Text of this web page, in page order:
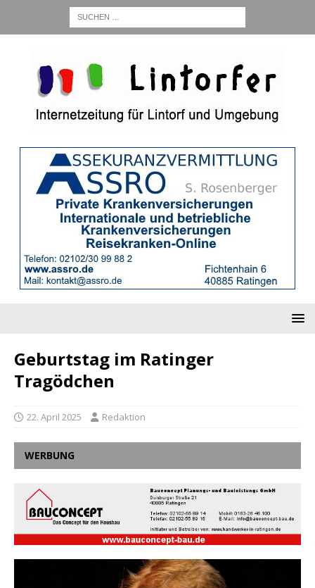
Geburtstag im Ratinger
Tragödchen
22. April 2025 Redaktion
WERBUNG